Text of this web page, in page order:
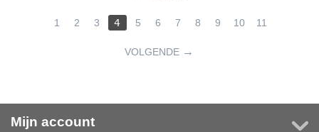
1 2 3 4 5 6 7 8 9 10 11
VOLGENDE
Mijn account